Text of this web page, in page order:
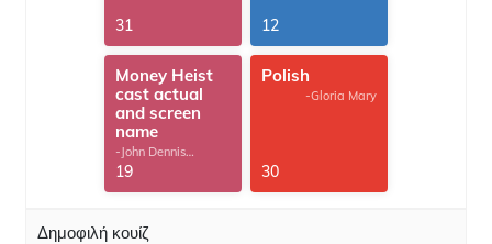
31 12
Money Heist
cast actual
and screen
name
-John Dennis
G.Thomas
19
Polish
-Gloria Mary
30
Δημοφιλή κουίζ